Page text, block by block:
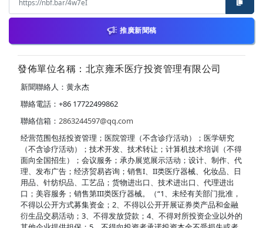
推廣新聞稿
發佈單位名稱：北京雍禾医疗投资管理有限公司
新聞聯絡人：黄永杰
聯絡電話：+86 17722499862
聯絡信箱： 2863244597@qq.com
经营范围包括投资管理；医院管理（不含诊疗活动）；医学研究
（不含诊疗活动）；技术开发、技术转让；计算机技术培训（不得
面向全国招生）；会议服务；承办展览展示活动；设计、制作、代
理、发布广告；经济贸易咨询；销售I、II类医疗器械、化妆品、日
用品、针纺织品、工艺品；货物进出口、技术进出口、代理进出
口；美容服务；销售第III类医疗器械。（“1、未经有关部门批准，
不得以公开方式募集资金；2、不得以公开开展证券类产品和金融
衍生品交易活动；3、不得发放贷款；4、不得对所投资企业以外的